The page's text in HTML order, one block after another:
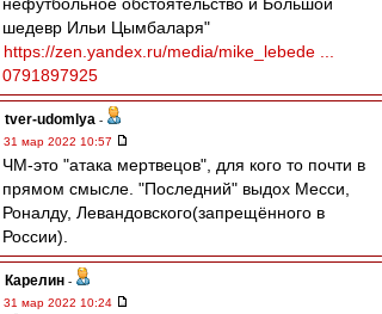
шедевр Ильи Цымбаларя"
https://zen.yandex.ru/media/mike_lebede ...
0791897925
tver-udomlya -
31 мар 2022 10:57
ЧМ-это "атака мертвецов", для кого то почти в
прямом смысле. "Последний" выдох Месси,
Роналду, Левандовского(запрещённого в
России).
Карелин -
31 мар 2022 10:24